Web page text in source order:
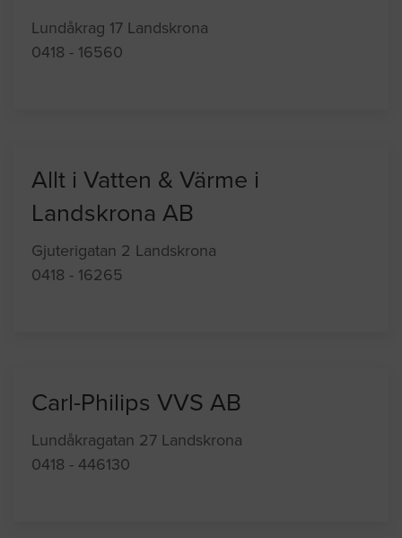
Lundåkrag 17 Landskrona
0418 - 16560
Allt i Vatten & Värme i
Landskrona AB
Gjuterigatan 2 Landskrona
0418 - 16265
Carl-Philips VVS AB
Lundåkragatan 27 Landskrona
0418 - 446130